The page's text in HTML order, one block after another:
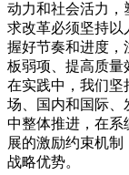
动力和社会活力，
求改革必须坚持以
握好节奏和进度，
板弱项、提高质量
在实践中，我们坚
场、国内和国际、
中整体推进，在系
展的激励约束机
战略优势。